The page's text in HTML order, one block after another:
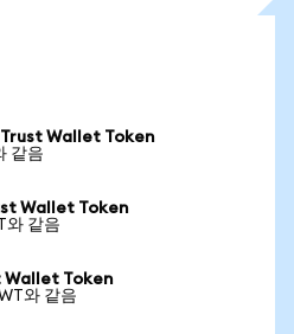
Wallet Token
같음
Wallet Token
와 같음
Wallet Token
와 같음